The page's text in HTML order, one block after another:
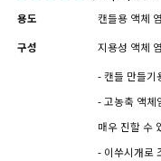
용도
캔들용 액체
구성
지용성 액체
- 캔들 만들기
- 고농축 액체
매우 진할 수
- 이쑤시개로